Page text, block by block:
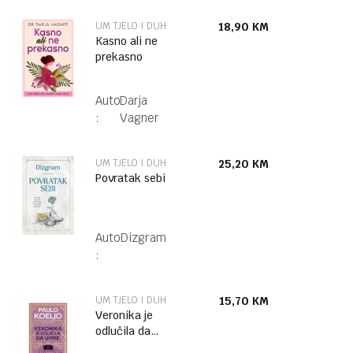
UM TJELO I DUH
Kasno ali ne
prekasno
Autor
:
Darja
Vagner
18,90 KM
UM TJELO I DUH
Povratak sebi
Autor
:
Dizgram
25,20 KM
UM TJELO I DUH
Veronika je
odlučila da
15,70 KM